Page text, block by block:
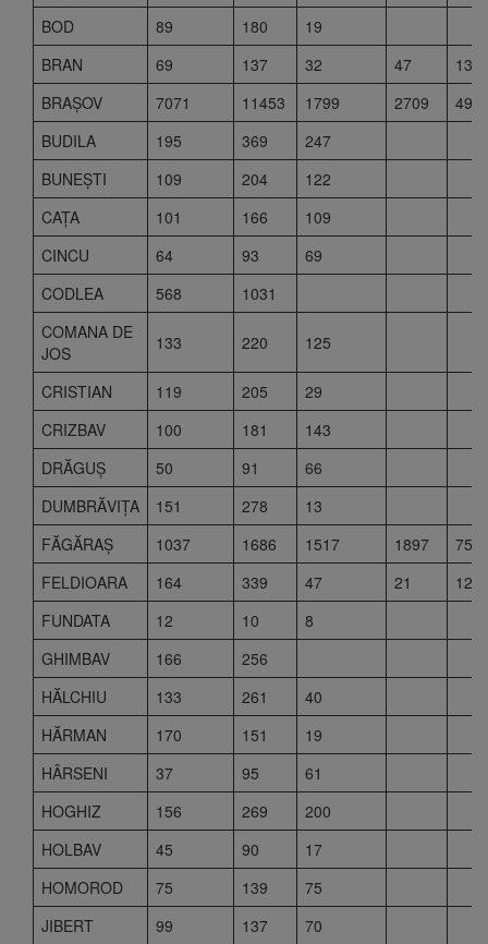
BOD
89 180
19
BRAN
69 137 32 47
13
BRAŞOV
7071 11453 1799 2709
494
BUDILA
195 369
247
BUNEŞTI
109 204
122
CAŢA
101 166
109
CINCU
64 93
69
CODLEA
568
1031
COMANA DE
JOS
133 220 125
CRISTIAN 119 205
29
CRIZBAV
100 181
143
DRĂGUŞ
50 91
66
DUMBRĂVIŢA
151 278
13
FĂGĂRAŞ
1037 1686 1517 1897
751
FELDIOARA
164 339 47 21
12
FUNDATA
12 10
8
GHIMBAV
166
256
HĂLCHIU
133 261
40
HĂRMAN
170 151
19
HÂRSENI
37 95
61
HOGHIZ
156 269
200
HOLBAV
45 90
17
HOMOROD
75 139
75
JIBERT
99 137
70